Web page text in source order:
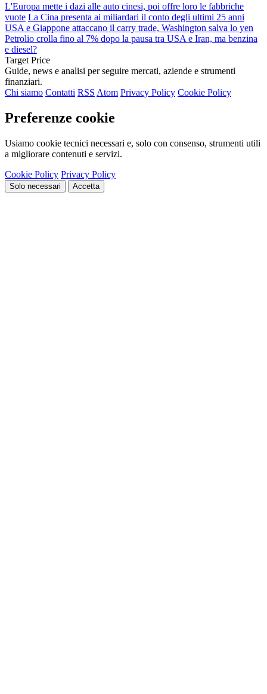
L'Europa mette i dazi alle auto cinesi, poi offre loro le fabbriche
vuote La Cina presenta ai miliardari il conto degli ultimi 25 anni
USA e Giappone attaccano il carry trade, Washington salva lo yen
Petrolio crolla fino al 7% dopo la pausa tra USA e Iran, ma benzina
e diesel?
Target Price
Guide, news e analisi per seguire mercati, aziende e strumenti
finanziari.
Chi siamo Contatti RSS Atom Privacy Policy Cookie Policy
Preferenze cookie
Usiamo cookie tecnici necessari e, solo con consenso, strumenti utili
a migliorare contenuti e servizi.
Cookie Policy Privacy Policy
Solo necessari Accetta